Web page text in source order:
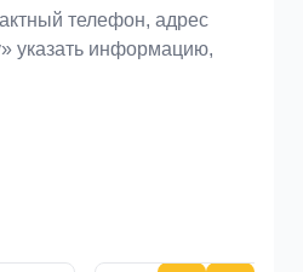
телефон, адрес
указать информацию,